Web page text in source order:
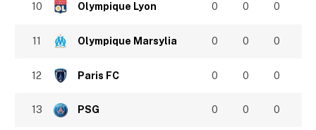
10 Olympique Lyon 0 0 0
11 Olympique Marsylia 0 0 0
12 Paris FC 0 0 0
13 PSG 0 0 0